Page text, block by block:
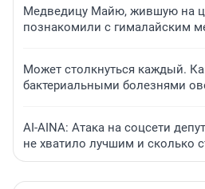
Медведицу Майю, жившую на
познакомили с гималайским
Может столкнуться каждый.
бактериальными болезнями
AI-AINA: Атака на соцсети
не хватило лучшим и сколько